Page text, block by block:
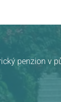
penzion v